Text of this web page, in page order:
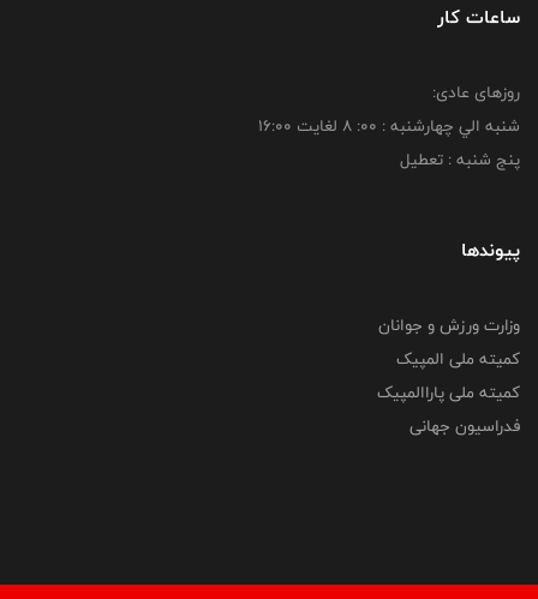
ساعات کار
روزهای عادی:
شنبه الي چهارشنبه : 00: 8 لغايت 16:00
پنج شنبه : تعطیل
پیوندها
وزارت ورزش و جوانان
کمیته ملی المپیک
کمیته ملی پاراالمپیک
فدراسیون جهانی